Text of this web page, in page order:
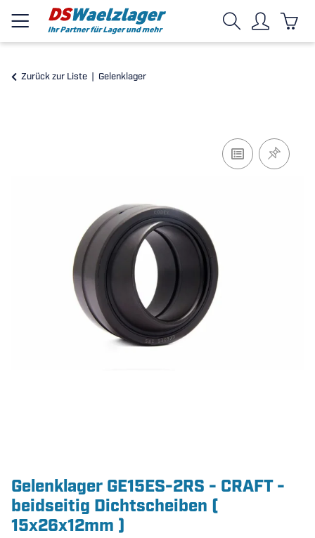
Zurück zur Liste Gelenklager
Gelenklager GE15ES-2RS - CRAFT -
beidseitig Dichtscheiben (
15x26x12mm )